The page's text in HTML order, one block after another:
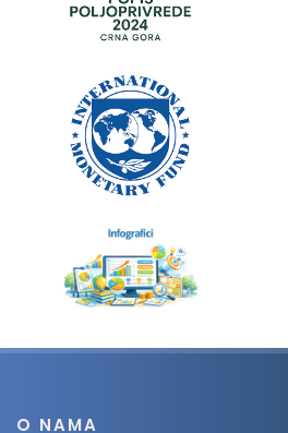
O NAMA